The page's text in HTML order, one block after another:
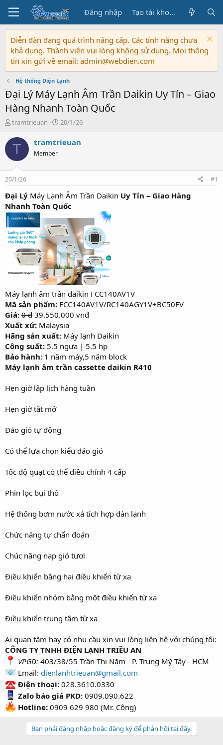
Đăng nhập Tạo tài khoản
Diễn đàn đang quá trình nâng cấp. Các tính năng chưa
khả dụng. Thành viên vui lòng không sử dụng. Mọi thông
tin xin gửi về email: admin@webdien.com
Hệ thống Điện Lạnh
Đại Lý Máy Lạnh Âm Trần Daikin Uy Tín – Giao
Hàng Nhanh Toàn Quốc
T
r
a
s
t
a
r
t
e
r
tramtrieuan
N
à
ầ
20/1/26
T tramtrieuan
Member
20/1/26 #1
Đại Lý Máy Lạnh Âm Trần Daikin Uy Tín – Giao Hàng
Nhanh Toàn Quốc
Máy lạnh âm trần daikin FCC140AV1V
Mã sản phẩm: FCC140AV1V/RC140AGY1V+BC50FV
Giá: 0 đ 39.550.000 vnđ
Xuất xứ: Malaysia
Hãng sản xuất: Máy lạnh Daikin
Công suất: 5.5 ngựa | 5.5 hp
Bảo hành: 1 năm máy,5 năm block
Máy lạnh âm trần cassette daikin R410
Hẹn giờ lập lịch hàng tuần
Hẹn giờ tắt mở
Đảo gió tự động
Có thể lựa chọn kiểu đảo gió
Tốc độ quạt có thể điều chỉnh 4 cấp
Phin lọc bụi thô
Hệ thống bơm nước xả tích hợp dàn lạnh
Chức năng tự chẩn đoán
Chúc năng nạp gió tươi
Điều khiển bằng hai điều khiển từ xa
Điều khiển nhóm bằng một điều khiển từ xa
Điều khiển trung tâm từ xa
Ai quan tâm hay có nhu cầu xin vui lòng liên hệ với chúng tôi:
CÔNG TY TNHH ĐIỆN LẠNH TRIỀU AN
VPGD: 403/38/55 Trần Thị Năm - P. Trung Mỹ Tây - HCM
Email: dienlanhtrieuan@gmail.com
Điện thoại: 028.3610.0330
Zalo báo giá PKD: 0909.090.622
Hotline: 0909 629 980 (Mr. Công)
Bạn phải đăng nhập hoặc đăng ký để phản hồi tại đây.